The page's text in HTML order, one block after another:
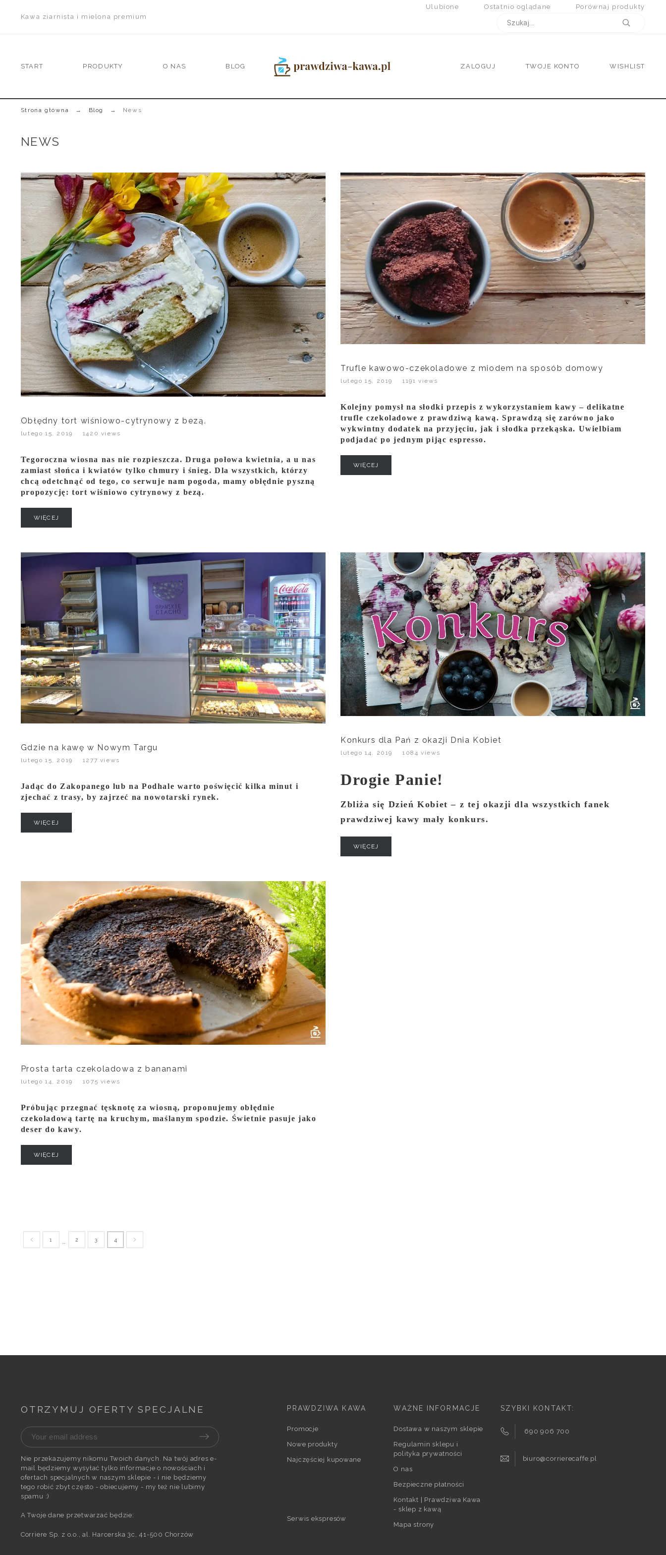
Kawa ziarnista i mielona premium
Ostatnio oglądane Porównaj produkty
Ulubione
START PRODUKTY O NAS BLOG ZALOGUJ TWOJE KONTO WISHLIST
Strona główna Blog News
NEWS
Obłędny tort wiśniowo-cytrynowy z bezą.
lutego 15, 2019 1420 views
Tegoroczna wiosna nas nie rozpieszcza. Druga połowa kwietnia, a u nas
zamiast słońca i kwiatów tylko chmury i śnieg. Dla wszystkich, którzy
chcą odetchnąć od tego, co serwuje nam pogoda, mamy obłędnie pyszną
propozycję: tort wiśniowo cytrynowy z bezą.
WIĘCEJ
Trufle kawowo-czekoladowe z miodem na sposób domowy
lutego 15, 2019 1191 views
Kolejny pomysł na słodki przepis z wykorzystaniem kawy – delikatne
trufle czekoladowe z prawdziwą kawą. Sprawdzą się zarówno jako
wykwintny dodatek na przyjęciu, jak i słodka przekąska. Uwielbiam
podjadać po jednym pijąc espresso.
WIĘCEJ
Gdzie na kawę w Nowym Targu
lutego 15, 2019 1277 views
Jadąc do Zakopanego lub na Podhale warto poświęcić kilka minut i
zjechać z trasy, by zajrzeć na nowotarski rynek.
WIĘCEJ
Konkurs dla Pań z okazji Dnia Kobiet
lutego 14, 2019 1084 views
Drogie Panie!
Zbliża się Dzień Kobiet – z tej okazji dla wszystkich fanek
prawdziwej kawy mały konkurs.
WIĘCEJ
Prosta tarta czekoladowa z bananami
lutego 14, 2019 1075 views
Próbując przegnać tęsknotę za wiosną, proponujemy obłędnie
czekoladową tartę na kruchym, maślanym spodzie. Świetnie pasuje jako
deser do kawy.
WIĘCEJ
1 2 3 4
OTRZYMUJ OFERTY SPECJALNE
Nie przekazujemy nikomu Twoich danych. Na twój adres e-
mail będziemy wysyłać tylko informacje o nowościach i
ofertach specjalnych w naszym sklepie - i nie będziemy
tego robić zbyt często - obiecujemy - my też nie lubimy
spamu :)
A Twoje dane przetwarzać będzie:
Corriere Sp. z o.o., al. Harcerska 3c, 41-500 Chorzów
PRAWDZIWA KAWA
Promocje
Nowe produkty
Najczęściej kupowane
Serwis ekspresów
WAŻNE INFORMACJE
Dostawa w naszym sklepie
Regulamin sklepu i
polityka prywatności
O nas
Bezpieczne płatności
Kontakt | Prawdziwa Kawa
- sklep z kawą
Mapa strony
SZYBKI KONTAKT:
690 906 700
biuro@corrierecaffe.pl